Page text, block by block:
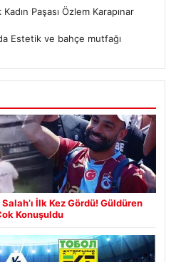
Paşası Özlem Karapınar
Estetik ve bahçe mutfağı
İlk Kez Gördü! Güldüren
Konuşuldu